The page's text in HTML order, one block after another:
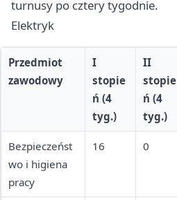
turnusy po cztery tygodnie.
Elektryk
Przedmiot
zawodowy
I
stopie
ń (4
tyg.)
II
stopie
ń (4
tyg.)
Bezpieczeńst
wo i higiena
pracy
16 0